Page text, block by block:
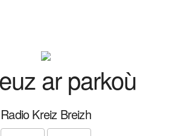
ar parkoù
Radio Kreiz Breizh